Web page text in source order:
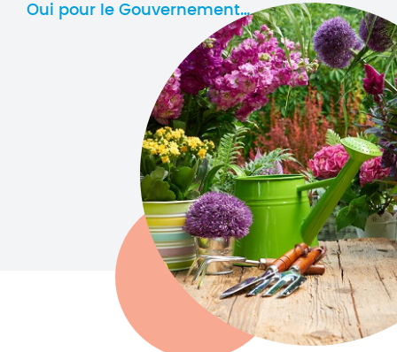
Oui pour le Gouvernement…